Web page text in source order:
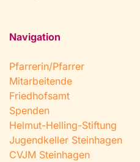
Navigation
Pfarrerin/Pfarrer
Mitarbeitende
Friedhofsamt
Spenden
Helmut-Helling-Stiftung
Jugendkeller Steinhagen
CVJM Steinhagen